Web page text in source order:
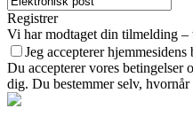
Registrer
Vi har modtaget din tilmelding –
Jeg accepterer
Du accepterer vores betingelser
dig. Du bestemmer selv,